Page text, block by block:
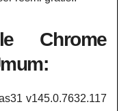
Chrome
v145.0.7632.117